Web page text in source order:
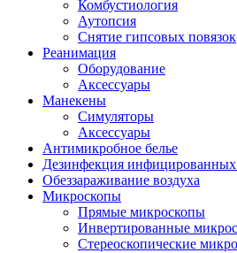
Комбустиология
Аутопсия
Снятие гипсовых повязок
Реанимация
Оборудование
Аксессуары
Манекены
Симуляторы
Аксессуары
Антимикробное белье
Дезинфекция инфицированных
Обеззараживание воздуха
Микроскопы
Прямые микроскопы
Инвертированные
Стереоскопические